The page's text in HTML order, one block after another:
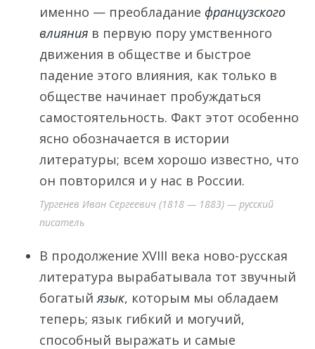
именно — преобладание французского
влияния в первую пору умственного
движения в обществе и быстрое
падение этого влияния, как только в
обществе начинает пробуждаться
самостоятельность. Факт этот особенно
ясно обозначается в истории
литературы; всем хорошо известно, что
он повторился и у нас в России.
Тургенев Иван Сергеевич (1818 — 1883) — русский
писатель
В продолжение XVIII века ново-русская
литература вырабатывала тот звучный
богатыйязык, которым мы обладаем
теперь; язык гибкий и могучий,
способный выражать и самые